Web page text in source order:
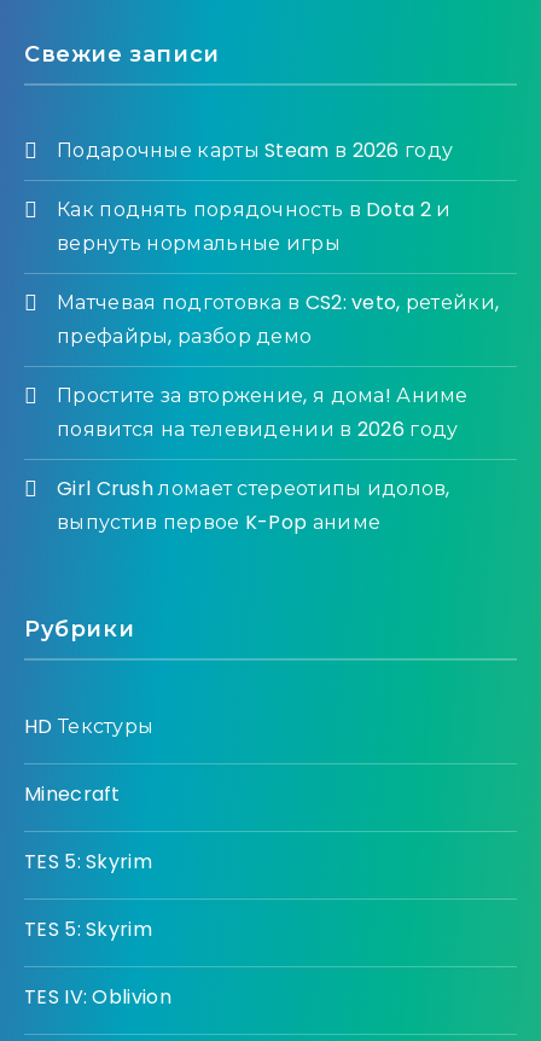
Свежие записи
Подарочные карты Steam в 2026 году
Как поднять порядочность в Dota 2 и
вернуть нормальные игры
Матчевая подготовка в CS2: veto, ретейки,
префайры, разбор демо
Простите за вторжение, я дома! Аниме
появится на телевидении в 2026 году
Girl Crush ломает стереотипы идолов,
выпустив первое K-Pop аниме
Рубрики
HD Текстуры
Minecraft
TES 5: Skyrim
TES 5: Skyrim
TES IV: Oblivion